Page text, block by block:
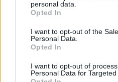
grant or deny consent to
use your data for below
consent section.
personal data.
Opted In
I want to opt-out of the
Personal Data.
Opted In
I want to opt-out of
Personal Data for Targeted
Agrárminisztérium és a
JNSZ megyei hírek